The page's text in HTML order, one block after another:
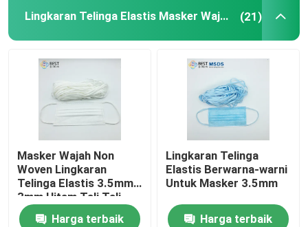
Lingkaran Telinga Elastis Masker Wajah (21)
Masker Wajah Non
Woven Lingkaran
Telinga Elastis 3.5mm
3mm Hitam Tali Tali
Elastis Bulat Lembut
Harga terbaik
Lingkaran Telinga
Elastis Berwarna-warni
Untuk Masker 3.5mm
Harga terbaik